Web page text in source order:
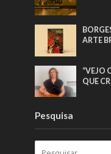
ARTE
“VEJO
QUE
Pesquisa